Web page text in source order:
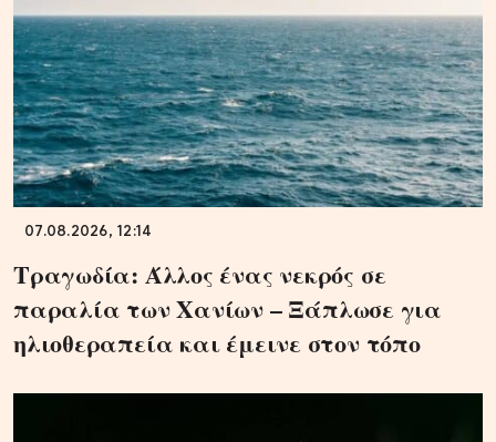
07.08.2026, 12:14
Τραγωδία: Άλλος ένας νεκρός σε
παραλία των Χανίων – Ξάπλωσε για
ηλιοθεραπεία και έμεινε στον τόπο